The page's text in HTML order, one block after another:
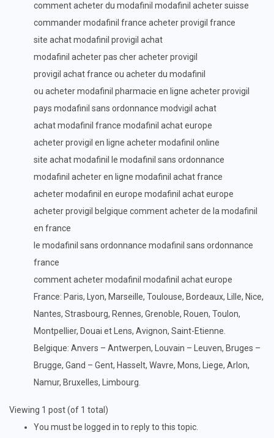
comment acheter du modafinil modafinil acheter suisse
commander modafinil france acheter provigil france
site achat modafinil provigil achat
modafinil acheter pas cher acheter provigil
provigil achat france ou acheter du modafinil
ou acheter modafinil pharmacie en ligne acheter provigil
pays modafinil sans ordonnance modvigil achat
achat modafinil france modafinil achat europe
acheter provigil en ligne acheter modafinil online
site achat modafinil le modafinil sans ordonnance
modafinil acheter en ligne modafinil achat france
acheter modafinil en europe modafinil achat europe
acheter provigil belgique comment acheter de la modafinil
en france
le modafinil sans ordonnance modafinil sans ordonnance
france
comment acheter modafinil modafinil achat europe
France: Paris, Lyon, Marseille, Toulouse, Bordeaux, Lille, Nice,
Nantes, Strasbourg, Rennes, Grenoble, Rouen, Toulon,
Montpellier, Douai et Lens, Avignon, Saint-Etienne.
Belgique: Anvers – Antwerpen, Louvain – Leuven, Bruges –
Brugge, Gand – Gent, Hasselt, Wavre, Mons, Liege, Arlon,
Namur, Bruxelles, Limbourg.
Viewing 1 post (of 1 total)
You must be logged in to reply to this topic.